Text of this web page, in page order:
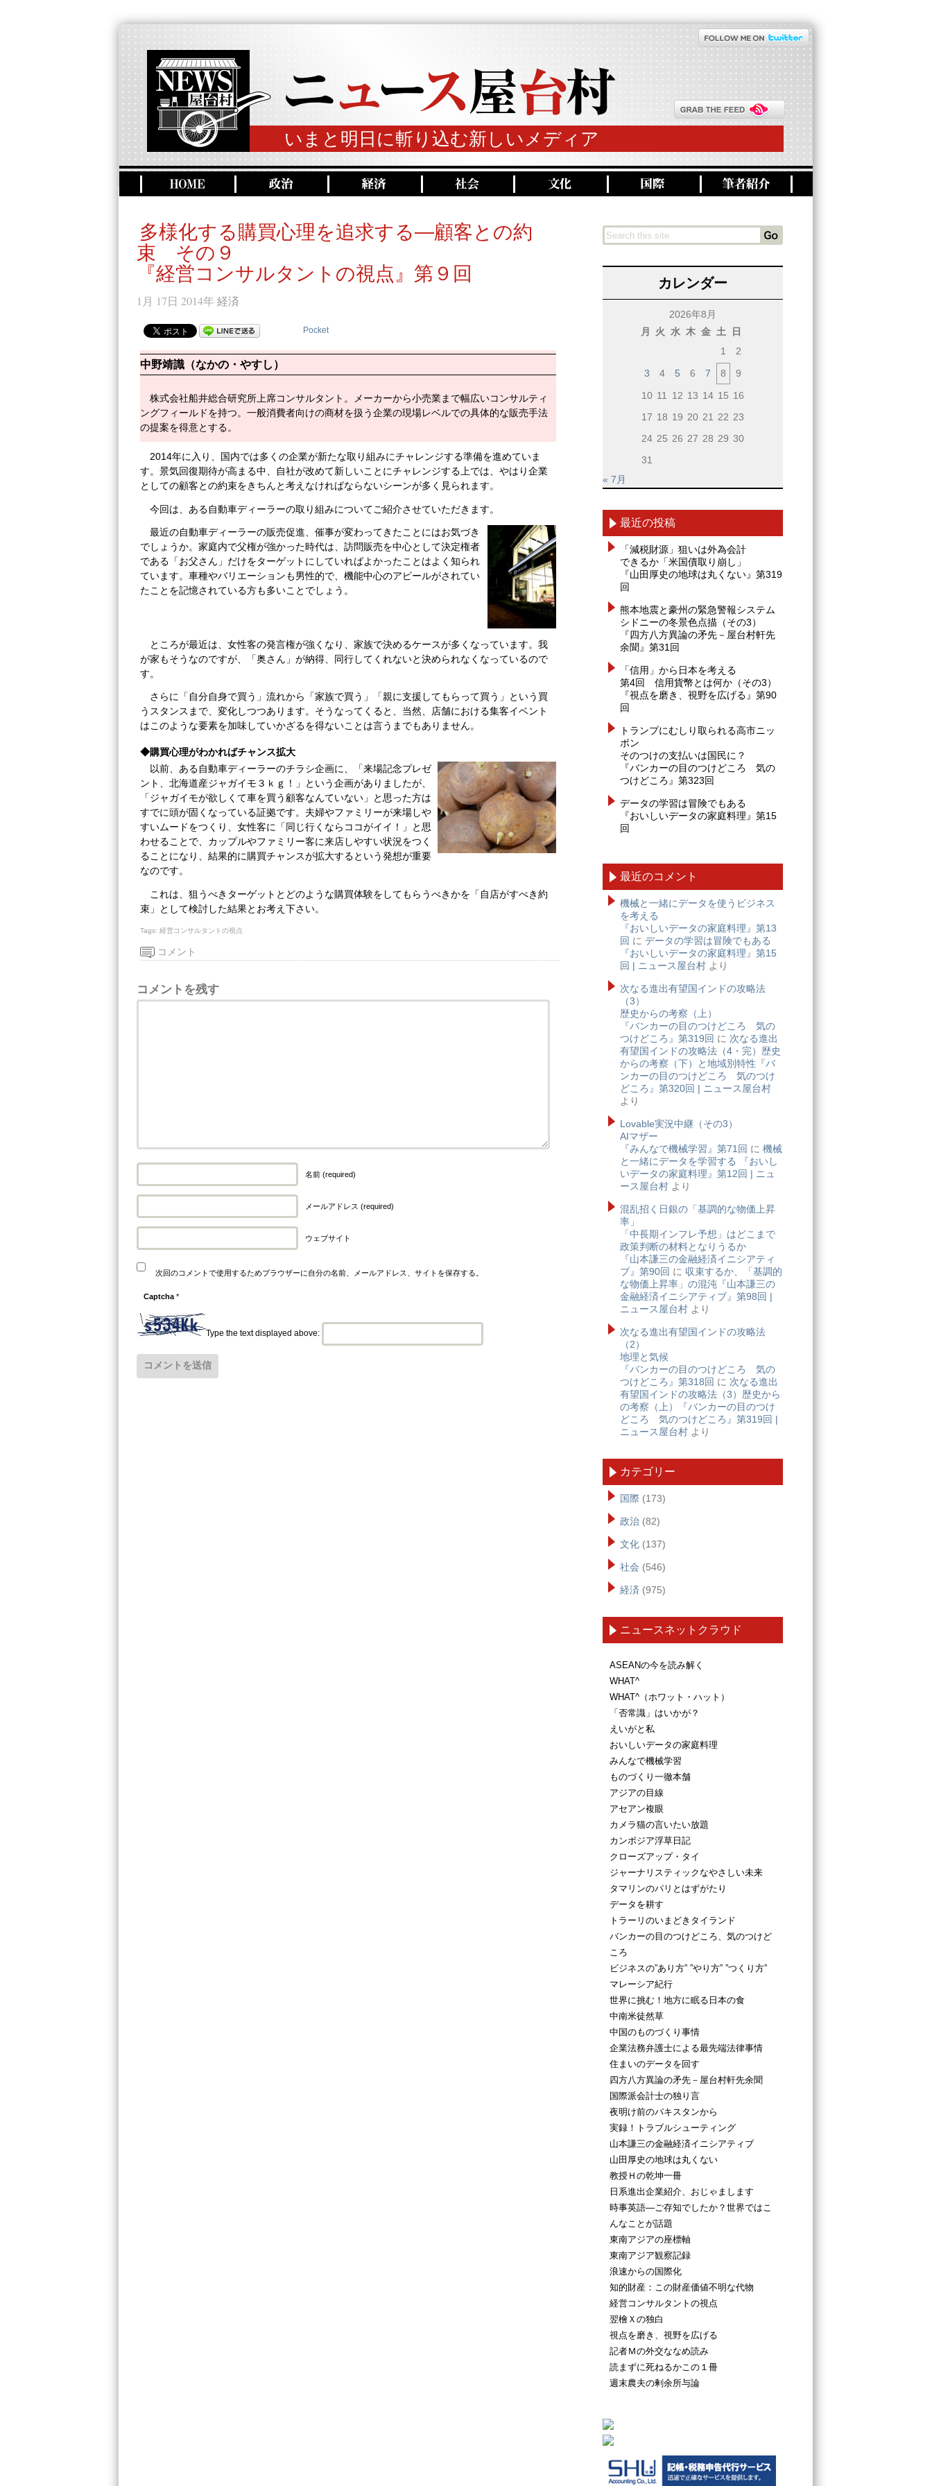
いまと明日に斬り込む新しいメディア
多様化する購買心理を追求する―顧客との約
束 その９
『経営コンサルタントの視点』第９回
1月 17日 2014年 経済
Pocket
中野靖識（なかの・やすし）
株式会社船井総合研究所上席コンサルタント。メーカーから小売業まで幅広いコンサルティ
ングフィールドを持つ。一般消費者向けの商材を扱う企業の現場レベルでの具体的な販売手法
の提案を得意とする。
2014年に入り、国内では多くの企業が新たな取り組みにチャレンジする準備を進めていま
す。景気回復期待が高まる中、自社が改めて新しいことにチャレンジする上では、やはり企業
としての顧客との約束をきちんと考えなければならないシーンが多く見られます。
今回は、ある自動車ディーラーの取り組みについてご紹介させていただきます。
最近の自動車ディーラーの販売促進、催事が変わってきたことにはお気づき
でしょうか。家庭内で父権が強かった時代は、訪問販売を中心として決定権者
である「お父さん」だけをターゲットにしていればよかったことはよく知られ
ています。車種やバリエーションも男性的で、機能中心のアピールがされてい
たことを記憶されている方も多いことでしょう。
ところが最近は、女性客の発言権が強くなり、家族で決めるケースが多くなっています。我
が家もそうなのですが、「奥さん」が納得、同行してくれないと決められなくなっているので
す。
さらに「自分自身で買う」流れから「家族で買う」「親に支援してもらって買う」という買
うスタンスまで、変化しつつあります。そうなってくると、当然、店舗における集客イベント
はこのような要素を加味していかざるを得ないことは言うまでもありません。
◆購買心理がわかればチャンス拡大
以前、ある自動車ディーラーのチラシ企画に、「来場記念プレゼ
ント、北海道産ジャガイモ３ｋｇ！」という企画がありましたが、
「ジャガイモが欲しくて車を買う顧客なんていない」と思った方は
すでに頭が固くなっている証拠です。夫婦やファミリーが来場しや
すいムードをつくり、女性客に「同じ行くならココがイイ！」と思
わせることで、カップルやファミリー客に来店しやすい状況をつく
ることになり、結果的に購買チャンスが拡大するという発想が重要
なのです。
これは、狙うべきターゲットとどのような購買体験をしてもらうべきかを「自店がすべき約
束」として検討した結果とお考え下さい。
Tags: 経営コンサルタントの視点
コメント
コメントを残す
名前 (required)
メールアドレス (required)
ウェブサイト
次回のコメントで使用するためブラウザーに自分の名前、メールアドレス、サイトを保存する。
Captcha*
Type the text displayed above:
カレンダー
2026年8月
月
火 水 木 金 土
日
1
2
3
4 5 6 7 8
9
10 11 12 13 14 15 16
17 18 19 20 21 22 23
24 25 26 27 28 29 30
31
« 7月
最近の投稿
「減税財源」狙いは外為会計
できるか「米国債取り崩し」
『山田厚史の地球は丸くない』第319
回
熊本地震と豪州の緊急警報システム
シドニーの冬景色点描（その3）
『四方八方異論の矛先－屋台村軒先
余聞』第31回
「信用」から日本を考える
第4回 信用貨幣とは何か（その3）
『視点を磨き、視野を広げる』第90
回
トランプにむしり取られる高市ニッ
ポン
そのつけの支払いは国民に？
『バンカーの目のつけどころ 気の
つけどころ』第323回
データの学習は冒険でもある
『おいしいデータの家庭料理』第15
回
最近のコメント
機械と一緒にデータを使うビジネス
を考える
『おいしいデータの家庭料理』第13
回 に データの学習は冒険でもある
『おいしいデータの家庭料理』第15
回 | ニュース屋台村 より
次なる進出有望国インドの攻略法
（3）
歴史からの考察（上）
『バンカーの目のつけどころ 気の
つけどころ』第319回 に 次なる進出
有望国インドの攻略法（4・完）歴史
からの考察（下）と地域別特性『バ
ンカーの目のつけどころ 気のつけ
どころ』第320回 | ニュース屋台村
より
Lovable実況中継（その3）
AIマザー
『みんなで機械学習』第71回 に 機械
と一緒にデータを学習する 『おいし
いデータの家庭料理』第12回 | ニュ
ース屋台村 より
混乱招く日銀の「基調的な物価上昇
率」
「中長期インフレ予想」はどこまで
政策判断の材料となりうるか
『山本謙三の金融経済イニシアティ
ブ』第90回 に 収束するか、「基調的
な物価上昇率」の混沌『山本謙三の
金融経済イニシアティブ』第98回 |
ニュース屋台村 より
次なる進出有望国インドの攻略法
（2）
地理と気候
『バンカーの目のつけどころ 気の
つけどころ』第318回 に 次なる進出
有望国インドの攻略法（3）歴史から
の考察（上）『バンカーの目のつけ
どころ 気のつけどころ』第319回 |
ニュース屋台村 より
カテゴリー
国際 (173)
政治 (82)
文化 (137)
社会 (546)
経済 (975)
ニュースネットクラウド
ASEANの今を読み解く
WHAT^
WHAT^（ホワット・ハット）
「否常識」はいかが？
えいがと私
おいしいデータの家庭料理
みんなで機械学習
ものづくり一徹本舗
アジアの目線
アセアン複眼
カメラ猫の言いたい放題
カンボジア浮草日記
クローズアップ・タイ
ジャーナリスティックなやさしい未来
タマリンのパリとはずがたり
データを耕す
トラーリのいまどきタイランド
バンカーの目のつけどころ、気のつけど
ころ
ビジネスの”あり方” ”やり方” ”つくり方”
マレーシア紀行
世界に挑む！地方に眠る日本の食
中南米徒然草
中国のものづくり事情
企業法務弁護士による最先端法律事情
住まいのデータを回す
四方八方異論の矛先－屋台村軒先余聞
国際派会計士の独り言
夜明け前のパキスタンから
実録！トラブルシューティング
山本謙三の金融経済イニシアティブ
山田厚史の地球は丸くない
教授Ｈの乾坤一冊
日系進出企業紹介、おじゃまします
時事英語―ご存知でしたか？世界ではこ
んなことが話題
東南アジアの座標軸
東南アジア観察記録
浪速からの国際化
知的財産：この財産価値不明な代物
経営コンサルタントの視点
翌檜Ｘの独白
視点を磨き、視野を広げる
記者Ｍの外交ななめ読み
読まずに死ねるかこの１冊
週末農夫の剰余所与論